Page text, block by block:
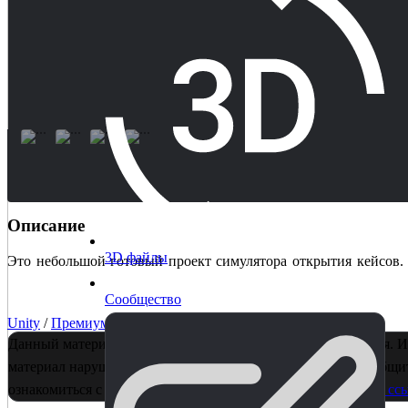
3D файлы
Сообщество
Описание
Это небольшой готовый проект симулятора открытия
Unity /Премиум
Данный материал является собственностью
материал нарушает ваши авторские права, пожалуйста,
ознакомиться с информацией для правообладателейпо этой